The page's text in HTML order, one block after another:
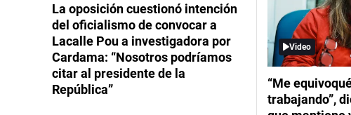
La oposición cuestionó intención
del oficialismo de convocar a
Lacalle Pou a investigadora por
Cardama: “Nosotros podríamos
citar al presidente de la
República”
Video
“Me
trabajando”,